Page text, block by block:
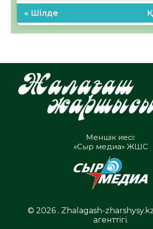
« Шілде
Меншік иесі:
«Сыр медиа» ЖШС
© 2026 . Zhalagash-zharshysy.kz
агенттігі.